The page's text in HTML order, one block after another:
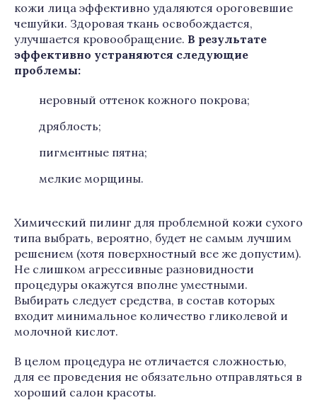
кожи лица эффективно удаляются ороговевшие
чешуйки. Здоровая ткань освобождается,
улучшается кровообращение. В результате
эффективно устраняются следующие
проблемы:
неровный оттенок кожного покрова;
дряблость;
пигментные пятна;
мелкие морщины.
Химический пилинг для проблемной кожи сухого
типа выбрать, вероятно, будет не самым лучшим
решением (хотя поверхностный все же допустим).
Не слишком агрессивные разновидности
процедуры окажутся вполне уместными.
Выбирать следует средства, в состав которых
входит минимальное количество гликолевой и
молочной кислот.
В целом процедура не отличается сложностью,
для ее проведения не обязательно отправляться в
хороший салон красоты.